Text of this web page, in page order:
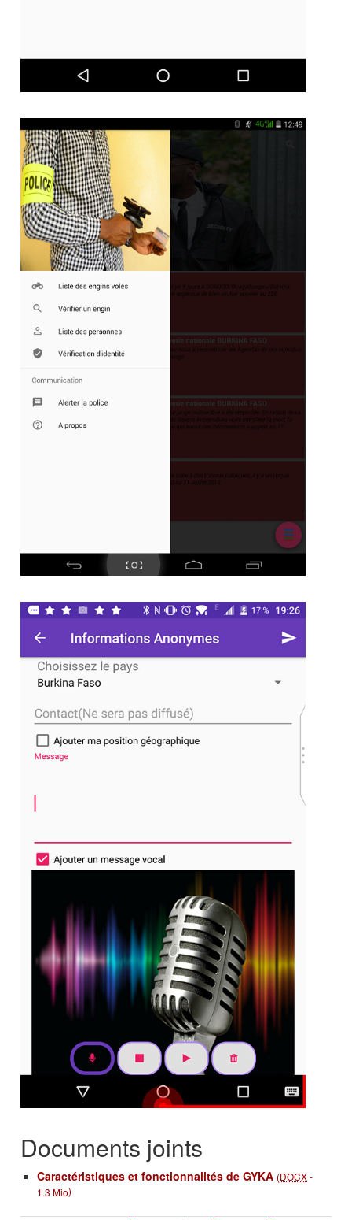
Documents joints
Caractéristiques et fonctionnalités de GYKA (DOCX-
1.3 Mio)